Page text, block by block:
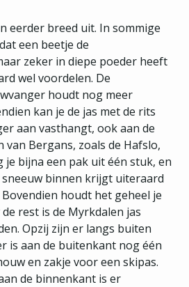
eerder breed uit. In sommige
een beetje de
zeker in diepe poeder heeft
wel voordelen. De
houdt nog meer
kan je de jas met de rits
aan vasthangt, ook aan de
Bergans, zoals de Hafslo,
je bijna een pak uit één stuk, en
sneeuw binnen krijgt uiteraard
houdt het geheel je
rest is de Myrkdalen jas
Opzij zijn er langs buiten
is aan de buitenkant nog één
en zakje voor een skipas.
de binnenkant is er